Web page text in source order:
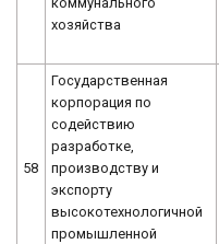
хозяйства
58
Государственная
корпорация по
содействию
разработке,
производству и
экспорту
высокотехнологичной
промышленной